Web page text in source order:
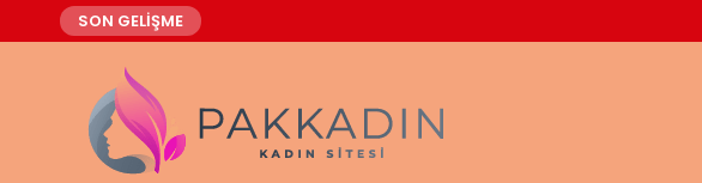
SON GELİŞME